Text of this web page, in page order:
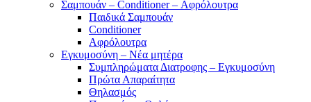
Σαμπουάν – Conditioner – Αφρόλουτρα
Παιδικά Σαμπουάν
Conditioner
Αφρόλουτρα
Εγκυμοσύνη – Νέα μητέρα
Συμπληρώματα Διατροφης – Εγκυμοσύνη
Πρώτα Απαραίτητα
Θηλασμός